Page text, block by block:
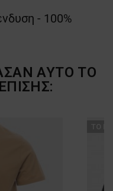
- 100%
ΑΥΤΌ ΤΟ